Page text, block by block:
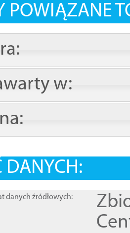
POWIĄZANE
w:
DANYCH:
danych źródłowych: